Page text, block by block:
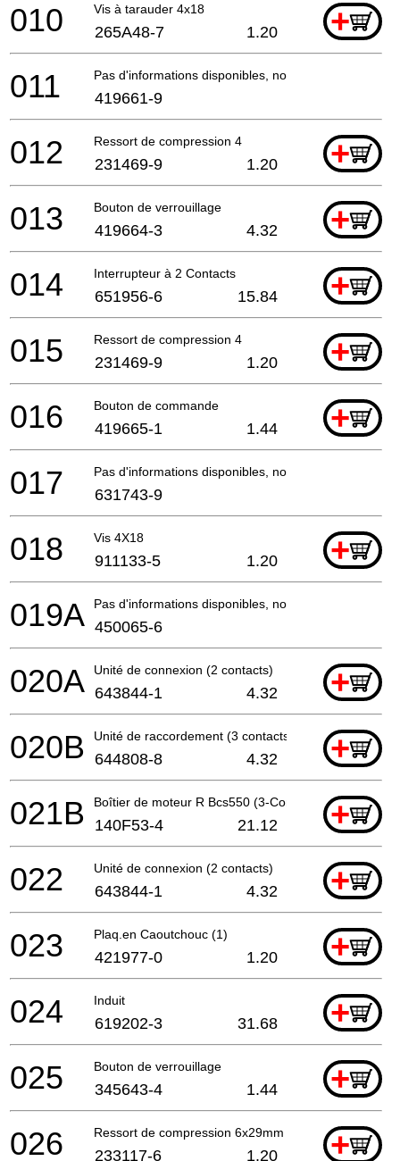
Vis à tarauder 4x18 +
010 265A48-7 1.20
Pas d'informations disponibles, non commandable
011 419661-9
Ressort de compression 4 +
012 231469-9 1.20
Bouton de verrouillage +
013 419664-3 4.32
Interrupteur à 2 Contacts +
014 651956-6 15.84
Ressort de compression 4 +
015 231469-9 1.20
Bouton de commande +
016 419665-1 1.44
Pas d'informations disponibles, non commandable
017 631743-9
Vis 4X18 +
018 911133-5 1.20
Pas d'informations disponibles, non commandable
019A 450065-6
Unité de connexion (2 contacts) +
020A 643844-1 4.32
Unité de raccordement (3 contacts) +
020B 644808-8 4.32
Boîtier de moteur R Bcs550 (3-Cont) A +
021B 140F53-4 21.12
Unité de connexion (2 contacts) +
022 643844-1 4.32
Plaq.en Caoutchouc (1) +
023 421977-0 1.20
Induit +
024 619202-3 31.68
Bouton de verrouillage +
025 345643-4 1.44
Ressort de compression 6x29mm +
026 233117-6 1.20